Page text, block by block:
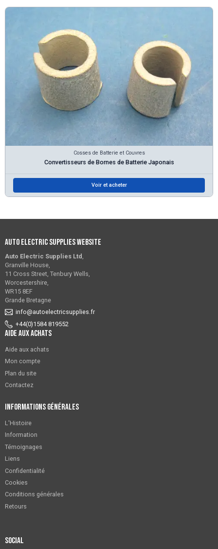
Cosses de Batterie et Couvres
Convertisseurs de Bornes de Batterie Japonais
Voir et acheter
Auto Electric Supplies Website
Auto Electric Supplies Ltd
Granville House,
11 Cross Street, Tenbury Wells,
Worcestershire,
WR15 8EF
Grande Bretagne
info@autoelectricsupplies.fr
+44(0)1584 819552
Aide aux achats
Aide aux achats
Mon compte
Plan du site
Contactez
Informations générales
L'Histoire
Information
Témoignages
Liens
Confidentialité
Cookies
Conditions générales
Retours
Social